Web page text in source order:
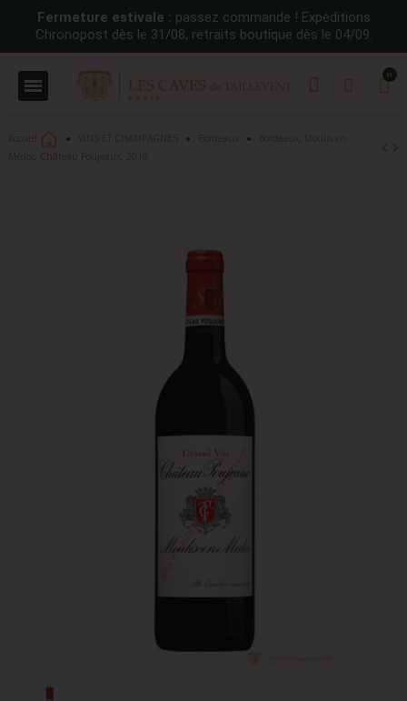
Fermeture estivale : passez commande ! Expéditions
Chronopost dès le 31/08, retraits boutique dès le 04/09.